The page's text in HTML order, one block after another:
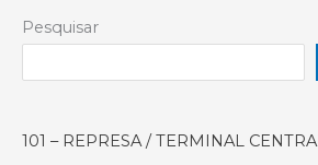
Lado
Bizarro
Parque
Pesquisar
101 – REPRESA / TERMINAL